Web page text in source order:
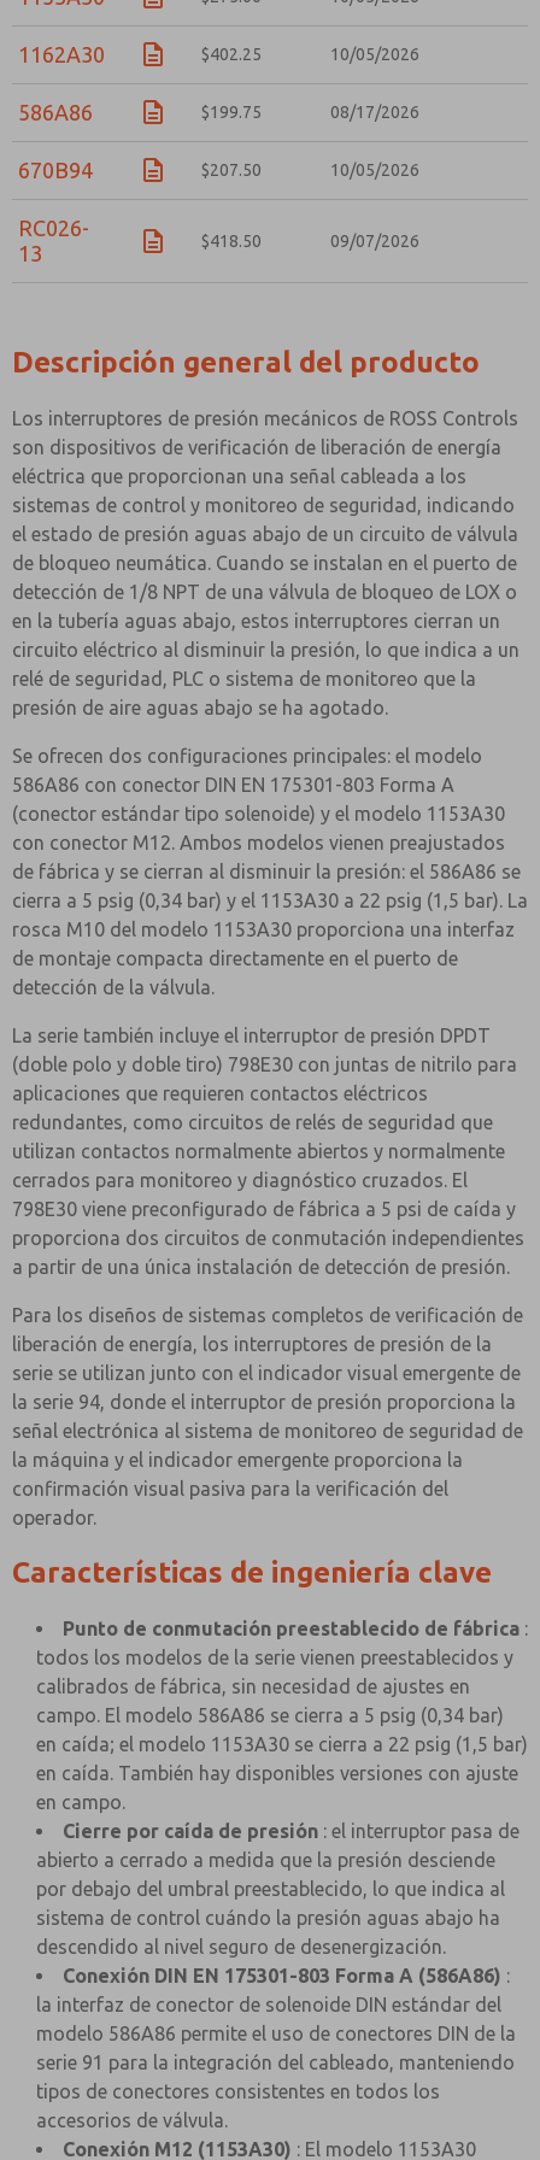
1162A30 $402.25 10/05/2026
586A86 $199.75 08/17/2026
670B94 $207.50 10/05/2026
RC026-
13
$418.50 09/07/2026
Descripción general del producto
Los interruptores de presión mecánicos de ROSS Controls
son dispositivos de verificación de liberación de energía
eléctrica que proporcionan una señal cableada a los
sistemas de control y monitoreo de seguridad, indicando
el estado de presión aguas abajo de un circuito de válvula
de bloqueo neumática. Cuando se instalan en el puerto de
detección de 1/8 NPT de una válvula de bloqueo de LOX o
en la tubería aguas abajo, estos interruptores cierran un
circuito eléctrico al disminuir la presión, lo que indica a un
relé de seguridad, PLC o sistema de monitoreo que la
presión de aire aguas abajo se ha agotado.
Se ofrecen dos configuraciones principales: el modelo
586A86 con conector DIN EN 175301-803 Forma A
(conector estándar tipo solenoide) y el modelo 1153A30
con conector M12. Ambos modelos vienen preajustados
de fábrica y se cierran al disminuir la presión: el 586A86 se
cierra a 5 psig (0,34 bar) y el 1153A30 a 22 psig (1,5 bar). La
rosca M10 del modelo 1153A30 proporciona una interfaz
de montaje compacta directamente en el puerto de
detección de la válvula.
La serie también incluye el interruptor de presión DPDT
(doble polo y doble tiro) 798E30 con juntas de nitrilo para
aplicaciones que requieren contactos eléctricos
redundantes, como circuitos de relés de seguridad que
utilizan contactos normalmente abiertos y normalmente
cerrados para monitoreo y diagnóstico cruzados. El
798E30 viene preconfigurado de fábrica a 5 psi de caída y
proporciona dos circuitos de conmutación independientes
a partir de una única instalación de detección de presión.
Para los diseños de sistemas completos de verificación de
liberación de energía, los interruptores de presión de la
serie se utilizan junto con el indicador visual emergente de
la serie 94, donde el interruptor de presión proporciona la
señal electrónica al sistema de monitoreo de seguridad de
la máquina y el indicador emergente proporciona la
confirmación visual pasiva para la verificación del
operador.
Características de ingeniería clave
Punto de conmutación preestablecido de fábrica :
todos los modelos de la serie vienen preestablecidos y
calibrados de fábrica, sin necesidad de ajustes en
campo. El modelo 586A86 se cierra a 5 psig (0,34 bar)
en caída; el modelo 1153A30 se cierra a 22 psig (1,5 bar)
en caída. También hay disponibles versiones con ajuste
en campo.
Cierre por caída de presión : el interruptor pasa de
abierto a cerrado a medida que la presión desciende
por debajo del umbral preestablecido, lo que indica al
sistema de control cuándo la presión aguas abajo ha
descendido al nivel seguro de desenergización.
Conexión DIN EN 175301-803 Forma A (586A86) :
la interfaz de conector de solenoide DIN estándar del
modelo 586A86 permite el uso de conectores DIN de la
serie 91 para la integración del cableado, manteniendo
tipos de conectores consistentes en todos los
accesorios de válvula.
Conexión M12 (1153A30) : El modelo 1153A30